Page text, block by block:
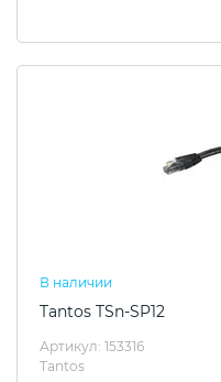
В наличии
Tantos TSn-SP12
Артикул: 153316
Tantos